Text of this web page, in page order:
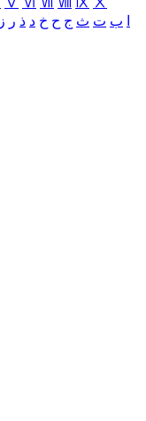
ب ت ث ج ح خ د ذ ر ز